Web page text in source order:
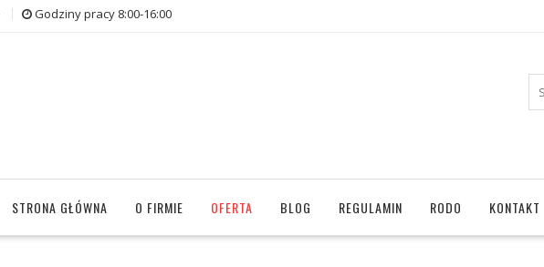
Godziny pracy 8:00-16:00
STRONA GŁÓWNA O FIRMIE OFERTA BLOG REGULAMIN RODO KONTAKT